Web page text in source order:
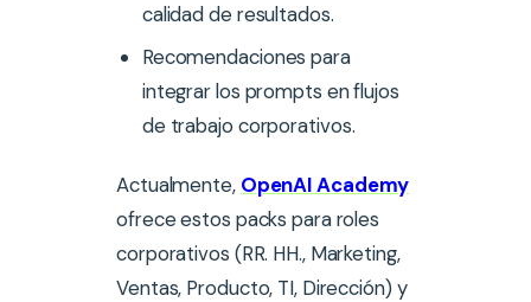
calidad de resultados.
Recomendaciones para
integrar los prompts en flujos
de trabajo corporativos.
Actualmente, OpenAI Academy
ofrece estos packs para roles
corporativos (RR. HH., Marketing,
Ventas, Producto, TI, Dirección) y